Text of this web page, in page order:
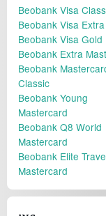
Beobank Visa
Beobank Visa Extra
Beobank Visa Gold
Beobank Extra
Beobank
Classic
Beobank Young
Mastercard
Beobank Q8 World
Mastercard
Beobank Elite
Mastercard